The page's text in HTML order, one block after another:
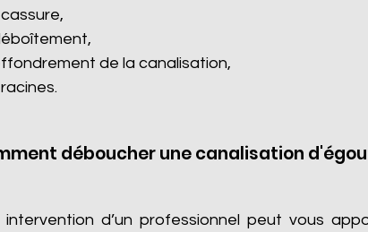
de la canalisation,
déboucher une canalisation
intervention d’un professionnel peut vous